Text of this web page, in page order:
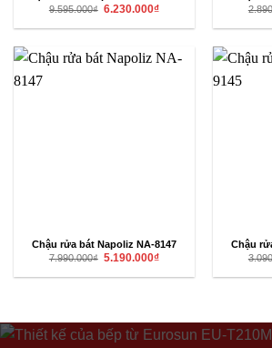
9.595.000₫ Giá
là:
6.230.000₫Giá
tại
Chậu rửa bát Napoliz NA-8147
7.990.000₫ Giá
là:
5.190.000₫Giá
tại
Chậu